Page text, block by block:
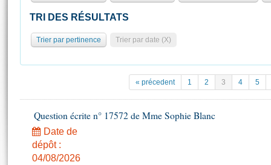
Pétitions
Projets de loi
Propositions de loi
Amendements
Textes adoptés
Statistiques et chiffres clés
Documents de référence
( Constitution | Règlement de l'Assemblée ... )
Histoire
Juniors
Contacts et plan d'accès
Photos libres de droit
TRI DES RÉSULTATS
Trier par pertinence Trier par date (X)
« précedent 1 2 3 4 5
Question écrite n° 17572 de Mme Sophie Blanc
Date de
dépôt :
04/08/2026